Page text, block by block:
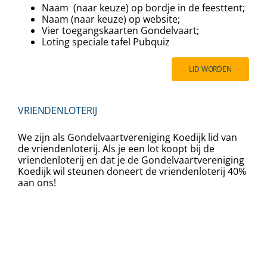
Naam (naar keuze) op bordje in de feesttent;
Naam (naar keuze) op website;
Vier toegangskaarten Gondelvaart;
⁠⁠Loting speciale tafel Pubquiz
LID WORDEN
VRIENDENLOTERIJ
We zijn als Gondelvaartvereniging Koedijk lid van
de vriendenloterij. Als je een lot koopt bij de
vriendenloterij en dat je de Gondelvaartvereniging
Koedijk wil steunen doneert de vriendenloterij 40%
aan ons!